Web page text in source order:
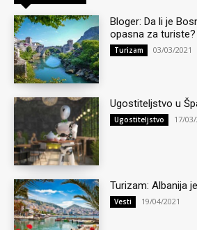
Bloger: Da li je
opasna za turiste?
Turizam 03/03/2021
Ugostiteljstvo u
Ugostiteljstvo 17/
Turizam: Albanija
Vesti 19/04/2021